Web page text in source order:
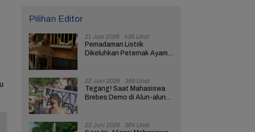
Pilihan Editor
21 Juni 2026 435 Lihat
Pemadaman Listrik
Dikeluhkan Peternak Ayam
22 Juni 2026 369 Lihat
Tegang! Saat Mahasiswa
Brebes Demo di Alun-alun
Daerah
22 Juni 2026 364 Lihat